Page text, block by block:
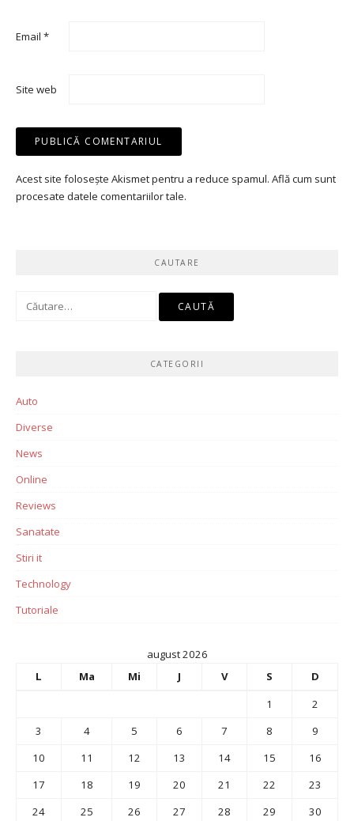
Email *
Site web
Acest site folosește Akismet pentru a reduce spamul. Află cum sunt
procesate datele comentariilor tale.
CAUTARE
Caută
CATEGORII
Auto
Diverse
News
Online
Reviews
Sanatate
Stiri it
Technology
Tutoriale
august 2026
L
Ma Mi J V S
D
1
2
3
4 5 6 7 8
9
10
11 12 13 14 15
16
17
18 19 20 21 22
23
24
25 26 27 28 29
30